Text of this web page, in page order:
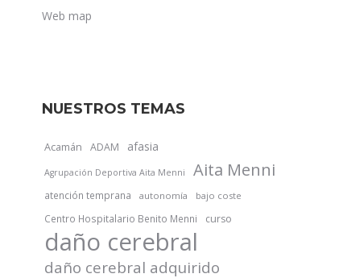
Web map
NUESTROS TEMAS
Acamán ADAM afasia
Agrupación Deportiva Aita Menni Aita Menni
atención temprana autonomía bajo coste
Centro Hospitalario Benito Menni curso
daño cerebral
daño cerebral adquirido